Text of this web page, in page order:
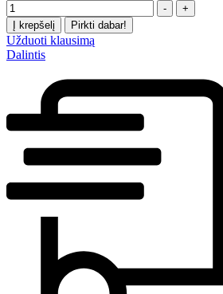
-
+
Į krepšelį
Pirkti dabar!
Užduoti klausimą
Dalintis